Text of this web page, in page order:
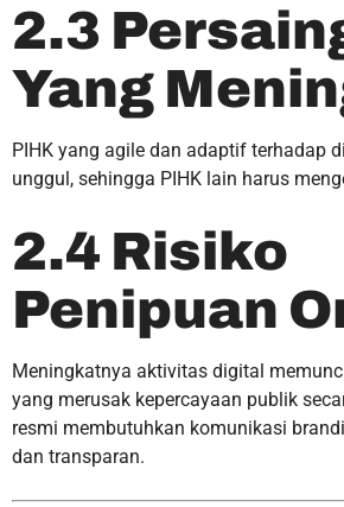
2.3
Yang
PIHK yang agile dan adaptif terhadap
unggul, sehingga PIHK lain harus
2.4 Risiko
Penipuan
Meningkatnya aktivitas digital
yang merusak kepercayaan publik
resmi membutuhkan komunikasi
dan transparan.